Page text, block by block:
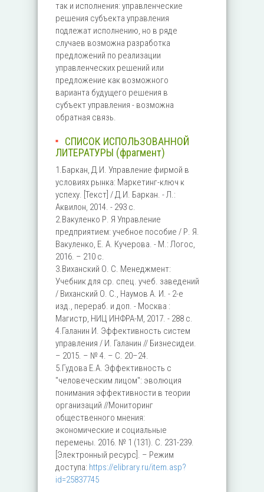
так и исполнения: управленческие
решения субъекта управления
подлежат исполнению, но в ряде
случаев возможна разработка
предложений по реализации
управленческих решений или
предложение как возможного
варианта будущего решения в
субъект управления - возможна
обратная связь.
СПИСОК ИСПОЛЬЗОВАННОЙ
ЛИТЕРАТУРЫ (фрагмент)
1.Баркан, Д.И. Управление фирмой в
условиях рынка: Маркетинг-ключ к
успеху. [Текст] / Д.И. Баркан. - Л.:
Аквилон, 2014. - 293 с.
2.Вакуленко Р. Я Управление
предприятием: учебное пособие / Р. Я.
Вакуленко, Е. А. Кучерова. - М.: Логос,
2016. – 210 с.
3.Виханский О. С. Менеджмент:
Учебник для ср. спец. учеб. заведений
/ Виханский О. С., Наумов А. И. - 2-е
изд., перераб. и доп. - Москва :
Магистр, НИЦ ИНФРА-М, 2017. - 288 с.
4.Галанин И. Эффективность систем
управления / И. Галанин // Бизнесидеи.
– 2015. – № 4. – С. 20–24.
5.Гудова Е.А. Эффективность с
"человеческим лицом": эволюция
понимания эффективности в теории
организаций //Мониторинг
общественного мнения:
экономические и социальные
перемены. 2016. № 1 (131). С. 231-239.
[Электронный ресурс]. – Режим
доступа: https://elibrary.ru/item.asp?
id=25837745